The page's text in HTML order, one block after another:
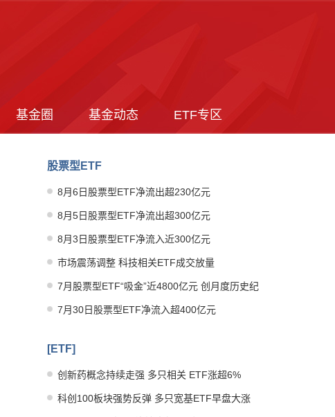
基金圈 基金动态 ETF专区
股票型ETF
8月6日股票型ETF净流出超230亿元
8月5日股票型ETF净流出超300亿元
8月3日股票型ETF净流入近300亿元
市场震荡调整 科技相关ETF成交放量
7月股票型ETF“吸金”近4800亿元 创月度历史纪
录
7月30日股票型ETF净流入超400亿元
[ETF]
创新药概念持续走强 多只相关 ETF涨超6%
科创100板块强势反弹 多只宽基ETF早盘大涨